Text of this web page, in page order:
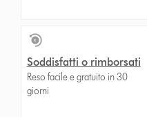
Soddisfatti o rimborsati
Reso facile e gratuito in 30
giorni